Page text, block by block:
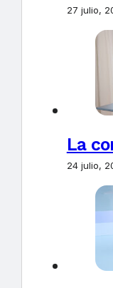
27 julio,
La
24 julio,